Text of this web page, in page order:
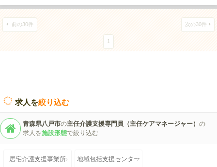
前の30件 次の30件
1
求人を絞り込む
青森県八戸市の主任介護支援専門員（主任ケアマネージャー）の
求人を施設形態で絞り込む
居宅介護支援事業所 地域包括支援センター